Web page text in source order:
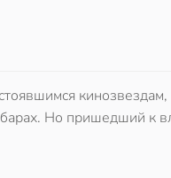
кинозвездам,
барах. Но пришедший к